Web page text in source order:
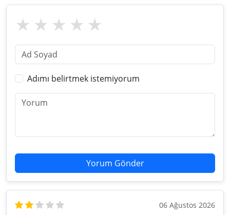
Adımı belirtmek istemiyorum
Yorum Gönder
06 Ağustos 2026